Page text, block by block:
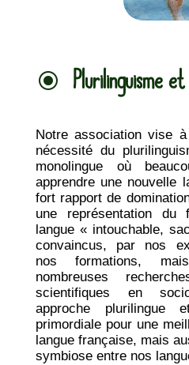
\ Plurilinguisme
Notre association vise
nécessité du
monolingue où
apprendre une nouvelle
fort rapport de
une représentation du
langue « intouchable,
convaincus, par nos
nos formations,
nombreuses
scientifiques en
approche plurilingue
primordiale pour une
langue française, mais
symbiose entre nos